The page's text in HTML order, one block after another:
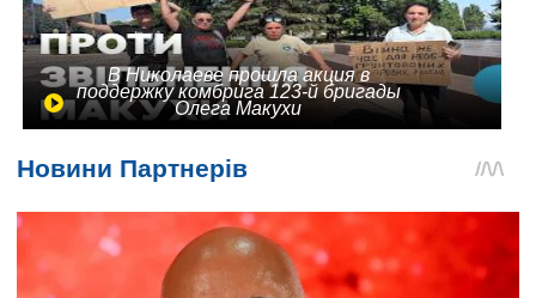
В Николаеве прошла акция в
поддержку комбрига 123-й бригады
Олега Макухи